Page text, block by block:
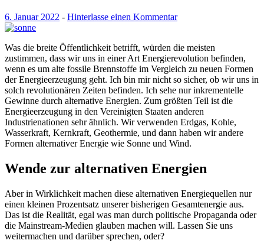
6. Januar 2022 - Hinterlasse einen Kommentar
Was die breite Öffentlichkeit betrifft, würden die meisten
zustimmen, dass wir uns in einer Art Energierevolution befinden,
wenn es um alte fossile Brennstoffe im Vergleich zu neuen Formen
der Energieerzeugung geht. Ich bin mir nicht so sicher, ob wir uns in
solch revolutionären Zeiten befinden. Ich sehe nur inkrementelle
Gewinne durch alternative Energien. Zum größten Teil ist die
Energieerzeugung in den Vereinigten Staaten anderen
Industrienationen sehr ähnlich. Wir verwenden Erdgas, Kohle,
Wasserkraft, Kernkraft, Geothermie, und dann haben wir andere
Formen alternativer Energie wie Sonne und Wind.
Wende zur alternativen Energien
Aber in Wirklichkeit machen diese alternativen Energiequellen nur
einen kleinen Prozentsatz unserer bisherigen Gesamtenergie aus.
Das ist die Realität, egal was man durch politische Propaganda oder
die Mainstream-Medien glauben machen will. Lassen Sie uns
weitermachen und darüber sprechen, oder?